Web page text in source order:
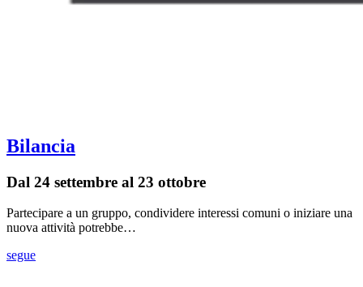
Bilancia
Dal 24 settembre al 23 ottobre
Partecipare a un gruppo, condividere interessi comuni o iniziare una
nuova attività potrebbe…
segue